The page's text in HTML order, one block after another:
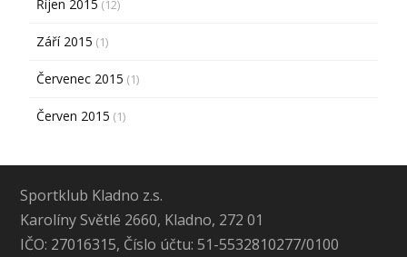
Říjen 2015 (12)
Září 2015 (1)
Červenec 2015 (1)
Červen 2015 (1)
Sportklub Kladno z.s.
Karolíny Světlé 2660, Kladno, 272 01
IČO: 27016315, Číslo účtu: 51-5532810277/0100